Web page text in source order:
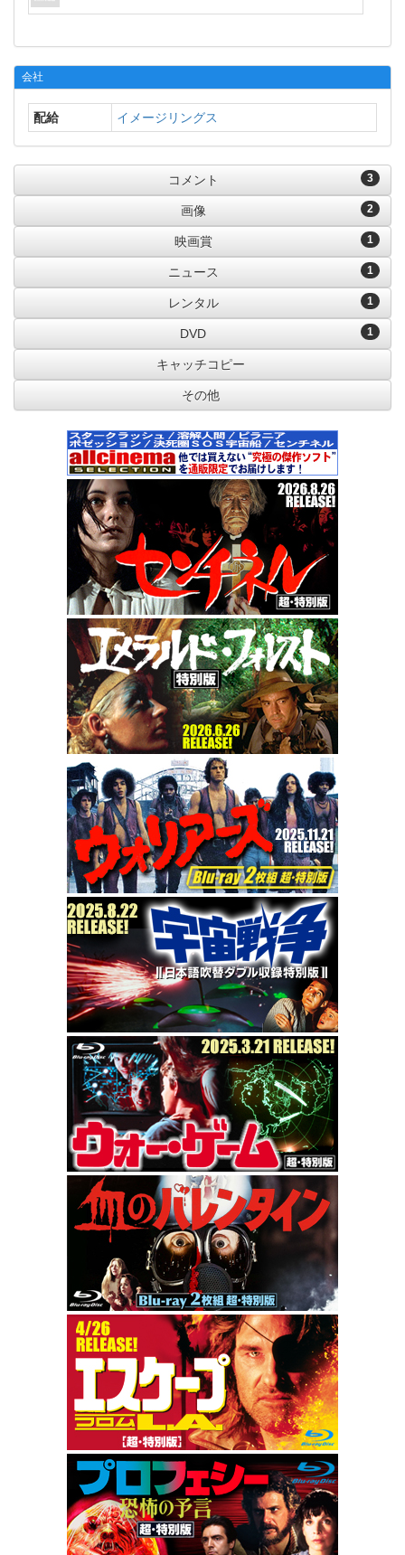
会社
配給 イメージリングス
3
コメント
2
画像
1
映画賞
1
ニュース
1
レンタル
1
DVD
キャッチコピー
その他